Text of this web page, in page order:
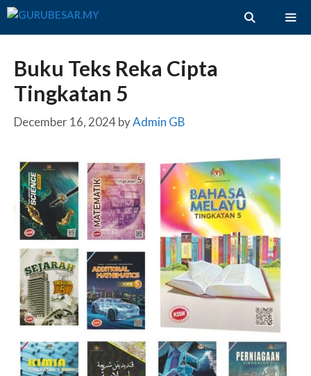
Skip
Buku Teks Reka Cipta
Tingkatan 5
December 16, 2024byAdmin GB